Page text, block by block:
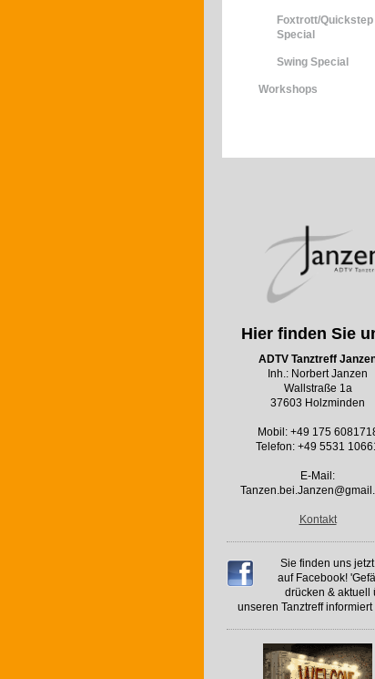
Foxtrott/Quickstep
Special
Swing Special
Workshops
Hier finden Sie
ADTV Tanztreff
Inh.: Norbert Janzen
Wallstraße 1a
37603 Holzminden
Mobil: +49 175
Telefon: +49 5531
E-Mail:
Kontakt
Sie finden uns
auf Facebook!
drücken & aktuell
unseren Tanztreff informiert